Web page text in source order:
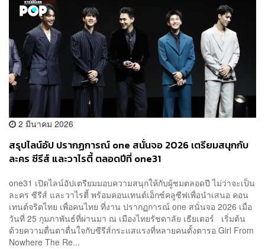
2 มีนาคม 2026
สรุปไลน์อัป ปรากฏการณ์ one สนั่นจอ 2026 เตรียมสนุกกับ
ละคร ซีรีส์ และวาไรตี้ ตลอดปีที่ one31
one31 เปิดไลน์อัปเตรียมมอบความสนุกให้กับผู้ชมตลอดปี ไม่ว่าจะเป็น
ละคร ซีรีส์ และวาไรตี้ พร้อมคอนเทนต์เอ็กซ์คลูซีฟเพื่อนำเสนอ คอน
เทนต์จริตไทย เพื่อคนไทย ที่งาน ปรากฏการณ์ one สนั่นจอ 2026 เมื่อ
วันที่ 25 กุมภาพันธ์ที่ผ่านมา ณ เมืองไทยรัชดาลัย เธียเตอร์ เริ่มต้น
ด้วยความตื่นตาตื่นใจกับซีรีส์กระแสแรงที่หลายคนตั้งตารอ Girl From
Nowhere The Re...